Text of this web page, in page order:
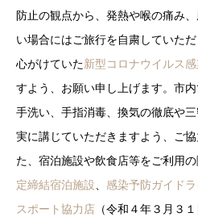
防止の観点から、発熱や喉の痛み
い場合にはご旅行を自粛していた
心がけていた新型コロナウイルス
すよう、お願い申し上げます。市
手洗い、手指消毒、換気の徹底や
実に講じていただきますよう、ご
た、宿泊施設や飲食店等をご利用の
定締結宿泊施設、 感染予防ガイド
スポート協力店 （令和４年３月３